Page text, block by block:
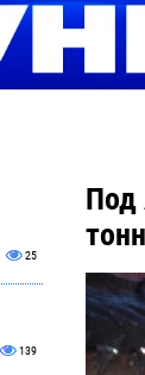
25
139
Под